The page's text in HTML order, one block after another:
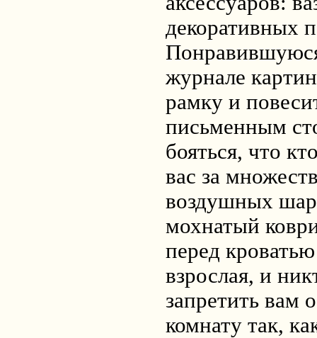
декоративных
журнале
рамку и
письменным
бояться, что
вас за
воздушных
мохнатый
перед
взрослая, и
запретить вам
комнату так,